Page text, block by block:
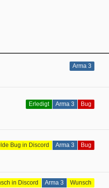
Arma 3
Erledigt Arma 3 Bug
Bug in Discord Arma 3 Bug
in Discord Arma 3 Wunsch